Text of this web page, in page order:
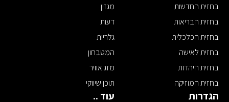
בחזית החדשות
בחזית הבריאות
בחזית הכלכלית
בחזית לאישה
בחזית היהדות
בחזית המוזיקה
מגזין
דעות
גלריות
המטבחון
מזג אוויר
תוכן שיווקי
הגדרות עוד ..